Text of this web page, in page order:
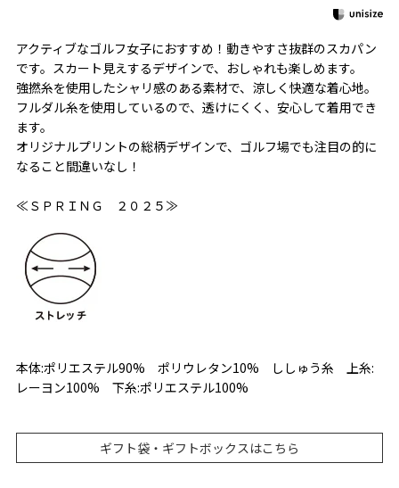
アクティブなゴルフ女子におすすめ！動きやすさ抜群のスカパン
です。スカート見えするデザインで、おしゃれも楽しめます。
強撚糸を使用したシャリ感のある素材で、涼しく快適な着心地。
フルダル糸を使用しているので、透けにくく、安心して着用でき
ます。
オリジナルプリントの総柄デザインで、ゴルフ場でも注目の的に
なること間違いなし！
≪ＳＰＲＩＮＧ ２０２５≫
本体:ポリエステル90% ポリウレタン10% ししゅう糸 上糸:
レーヨン100% 下糸:ポリエステル100%
ギフト袋・ギフトボックスはこちら